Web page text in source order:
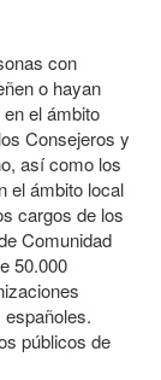
con
o hayan
el ámbito
Consejeros y
así como los
el ámbito local
cargos de los
Comunidad
50.000
públicos de